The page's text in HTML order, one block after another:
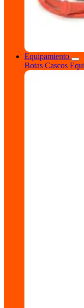
Equipamiento
Botas Cascos